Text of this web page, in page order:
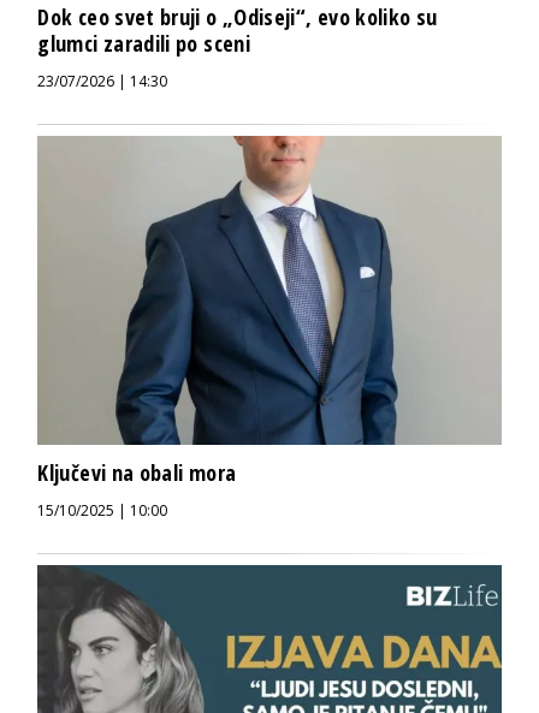
Dok ceo svet bruji o „Odiseji“, evo koliko su
glumci zaradili po sceni
23/07/2026 | 14:30
Ključevi na obali mora
15/10/2025 | 10:00